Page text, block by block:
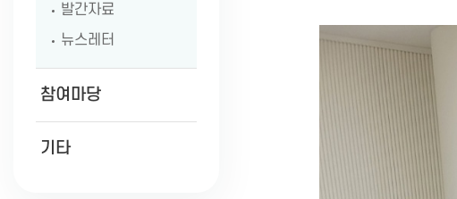
발간자료
뉴스레터
참여마당
기타